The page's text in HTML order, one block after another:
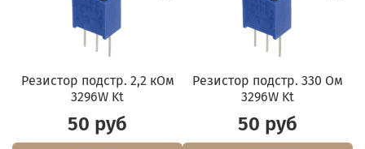
Резистор подстр. 2,2 кОм
3296W Kt
50 руб
Резистор подстр. 330 Ом
3296W Kt
50 руб